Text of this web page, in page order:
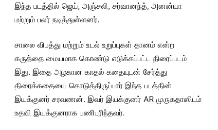
இந்த படத்தில் ஜெய், அஞ்சலி, சர்வானந்த், அனன்யா
மற்றும் பலர் நடித்துள்ளனர்.
சாலை விபத்து மற்றும் உடல் உறுப்புகள் தானம் என்ற
கருத்தை மையமாக கொண்டு எடுக்கப்பட்ட திரைப்படம்
இது. இதை அழகான காதல் கதையுடன் சேர்த்து
திரைக்கதையை கொடுத்திருப்பார் இந்த படத்தின்
இயக்குனர் சரவணன். இவர் இயக்குனர் AR முருகதாஸிடம்
உதவி இயக்குனராக பணிபுரிந்தவர்.